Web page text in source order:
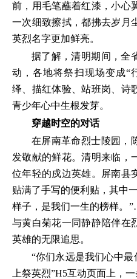
前，用毛笔蘸着红漆，小心
一次细致擦拭，都拂去岁月
英烈名字更加鲜亮。
据了解，清明期间，全
动，各地将祭扫现场变成“
绎、描红体验、站班岗、诗
青少年心中生根发芽。
穿越时空的对话
在屏南革命烈士陵园，
发敬献的鲜花。清明来临，
位年轻的戍边英雄。屏南县
贴满了手写的便利贴，其中
样子，是我们一生的榜样。
与黄白菊花一同静静陪伴在
英雄的无限追思。
“你们永远是我们心中
上祭英烈”H5互动页面上，